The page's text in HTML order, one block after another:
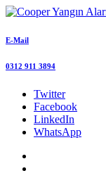
E-Mail
0312 911 3894
Twitter
Facebook
LinkedIn
WhatsApp